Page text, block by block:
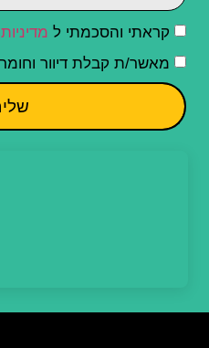
קראתי והסכמתי ל
מאשר/ת קבלת דיוור